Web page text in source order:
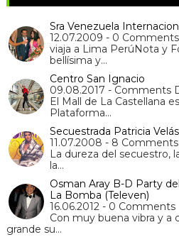
Sra Venezuela
12.07.2009 - 0 Comments
viaja a Lima PerúNota y
bellísima y…
Centro San Ignacio
09.08.2017 - Comments
El Mall de La Castellana
Plataforma…
Secuestrada Patricia
11.07.2008 - 8 Comments
La dureza del secuestro,
la…
Osman Aray B-D Party
La Bomba (Televen)
16.06.2012 - 0 Comments
Con muy buena vibra y a
grande su…